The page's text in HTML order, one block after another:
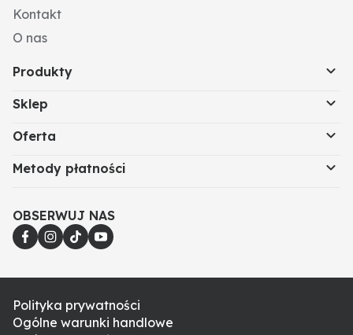
Kontakt
O nas
Produkty
Sklep
Oferta
Metody płatności
OBSERWUJ NAS
Polityka prywatności
Ogólne warunki handlowe